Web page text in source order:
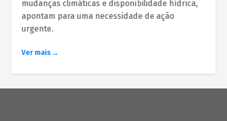
mudanças climáticas e disponibilidade hídrica,
apontam para uma necessidade de ação
urgente.
Ver mais